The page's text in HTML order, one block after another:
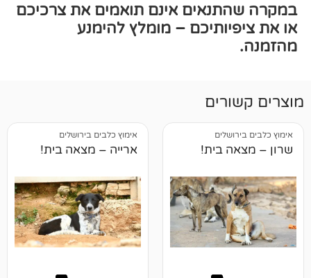
אינם תואמים את צרכיכם
– מומלץ להימנע
בית!
אימוץ כלבים בירושלים
ארייה – מצאה בית!